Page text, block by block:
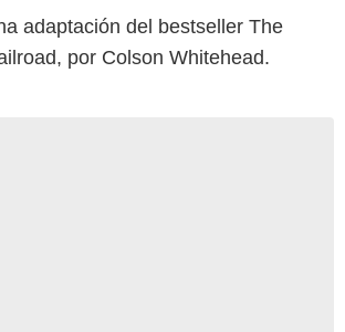
adaptación del bestseller The
por Colson Whitehead.